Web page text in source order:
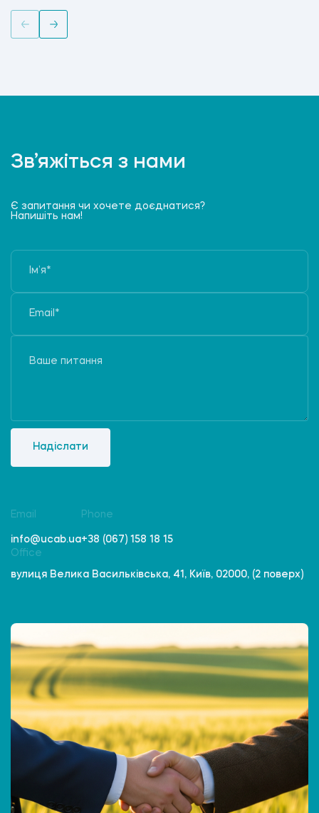
Зв’яжіться з нами
Є запитання чи хочете доєднатися?
Напишіть нам!
Надіслати
Email
info@ucab.ua
Phone
+38 (067) 158 18 15
Office
вулиця Велика Васильківська, 41, Київ, 02000, (2 поверх)